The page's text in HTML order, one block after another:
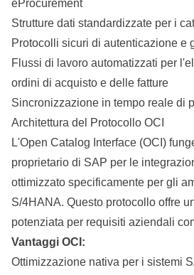
eProcurement
Strutture dati standardizzate per i
Protocolli sicuri di autenticazione e
Flussi di lavoro automatizzati per
ordini di acquisto e delle fatture
Sincronizzazione in tempo reale di
Architettura del Protocollo OCI
L'Open Catalog Interface (OCI)
proprietario di SAP per le
ottimizzato specificamente per gli
S/4HANA. Questo protocollo offre
potenziata per requisiti aziendali
Vantaggi OCI:
Ottimizzazione nativa per i sistemi